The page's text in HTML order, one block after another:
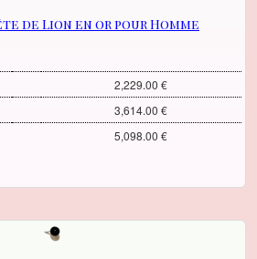
de Lion en or pour Homme
2,229.00 €
3,614.00 €
5,098.00 €